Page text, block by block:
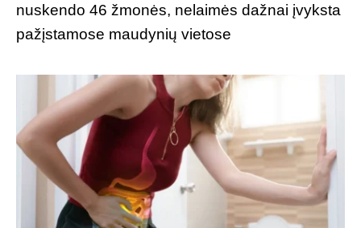
nuskendo 46 žmonės, nelaimės dažnai įvyksta
pažįstamose maudynių vietose